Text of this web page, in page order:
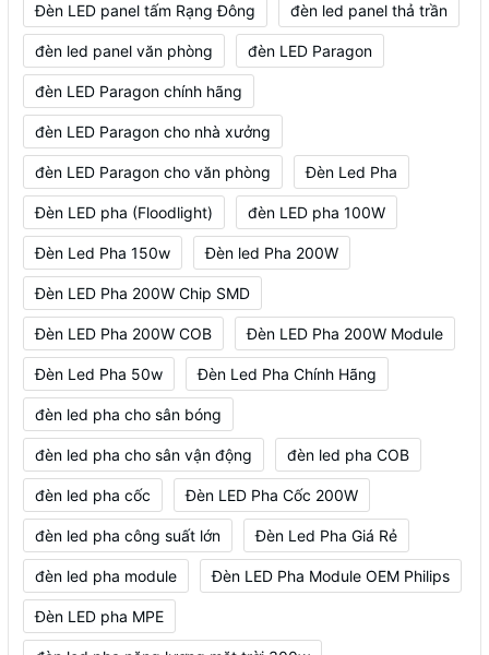
Đèn LED panel tấm Rạng Đông đèn led panel thả trần
đèn led panel văn phòng đèn LED Paragon
đèn LED Paragon chính hãng
đèn LED Paragon cho nhà xưởng
đèn LED Paragon cho văn phòng Đèn Led Pha
Đèn LED pha (Floodlight) đèn LED pha 100W
Đèn Led Pha 150w Đèn led Pha 200W
Đèn LED Pha 200W Chip SMD
Đèn LED Pha 200W COB Đèn LED Pha 200W Module
Đèn Led Pha 50w Đèn Led Pha Chính Hãng
đèn led pha cho sân bóng
đèn led pha cho sân vận động đèn led pha COB
đèn led pha cốc Đèn LED Pha Cốc 200W
đèn led pha công suất lớn Đèn Led Pha Giá Rẻ
đèn led pha module Đèn LED Pha Module OEM Philips
Đèn LED pha MPE